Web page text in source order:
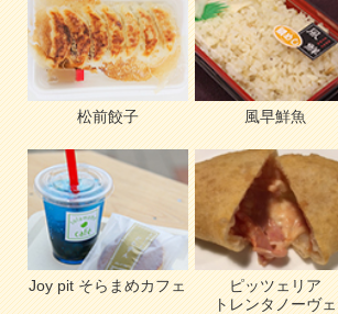
松前餃子 風早鮮魚
Joy pit そらまめカフェ
ピッツェリア
トレンタノーヴェ